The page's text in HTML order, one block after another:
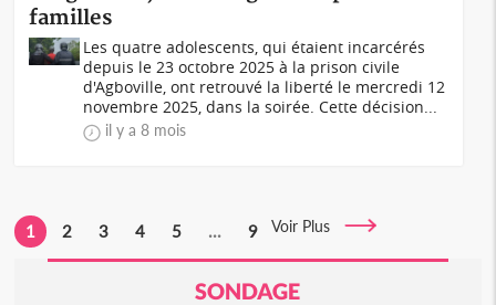
familles
Les quatre adolescents, qui étaient incarcérés
depuis le 23 octobre 2025 à la prison civile
d'Agboville, ont retrouvé la liberté le mercredi 12
novembre 2025, dans la soirée. Cette décision...
il y a 8 mois
1 2 3 4 5 ... 9 Voir Plus
SONDAGE